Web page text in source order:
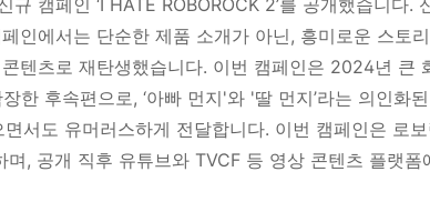
캠페인 ‘I HATE ROBOROCK 2’를 공개했습니다.
인에서는 단순한 제품 소개가 아닌, 흥미로운 스토
텐츠로 재탄생했습니다. 이번 캠페인은 2024년 큰
한 후속편으로, ‘아빠 먼지'와 '딸 먼지’라는 의인화
서도 유머러스하게 전달합니다. 이번 캠페인은 로
, 공개 직후 유튜브와 TVCF 등 영상 콘텐츠 플랫